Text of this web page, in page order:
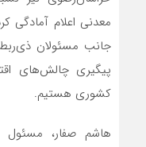
معدنی اعلام آمادگی
جانب مسئولان
پیگیری چالش‌های
کشوری هستیم.
هاشم صفار، مسئول